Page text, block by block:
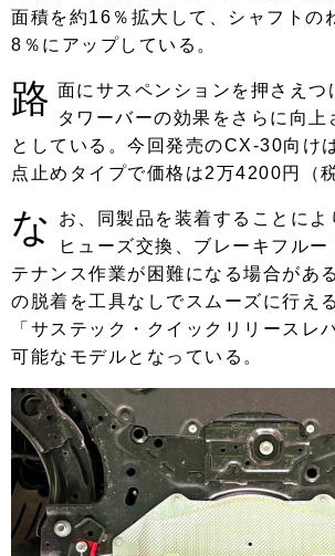
面積を約16％拡大して、シャフトの
8％にアップしている。
路 面にサスペンションを押さえつ
タワーバーの効果をさらに向上
としている。今回発売のCX-30向け
点止めタイプで価格は2万4200円（
な
お、同製品を装着することによ
ヒューズ交換、ブレーキフル
テナンス作業が困難になる場合があ
の脱着を工具なしでスムーズに行え
「サステック・クイックリリースレ
可能なモデルとなっている。